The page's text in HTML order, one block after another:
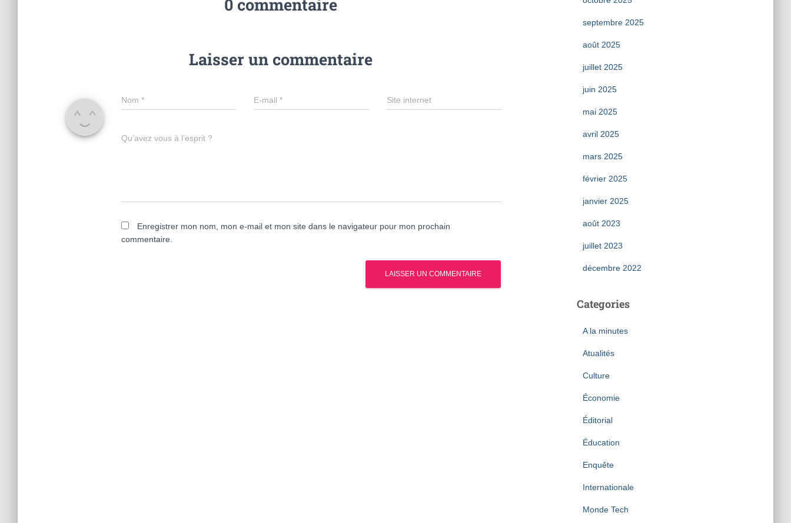
0 commentaire
Laisser un commentaire
Nom * E-mail* Site internet
Qu’avez vous à l’esprit ?
Enregistrer mon nom, mon e-mail et mon site dans le navigateur pour mon prochain
commentaire.
septembre 2025
août 2025
juillet 2025
juin 2025
mai 2025
avril 2025
mars 2025
février 2025
janvier 2025
août 2023
juillet 2023
décembre 2022
Categories
A la minutes
Atualités
Culture
Économie
Éditorial
Éducation
Enquête
Internationale
Monde Tech